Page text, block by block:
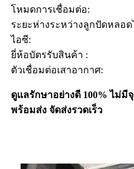
โหมดการเชื่อมต่อ:
ระยะห่างระหว่างลูกปัดหลอด
ไอซี:
ยี่ห้อบัตรรับสินค้า :
ตัวเชื่อมต่อเสาอากาศ:
ดูแลรักษาอย่างดี 100% ไม่
พร้อมส่ง จัดส่งรวดเร็ว